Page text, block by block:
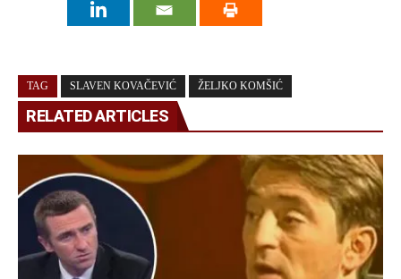
TAG SLAVEN KOVAČEVIĆ ŽELJKO KOMŠIĆ
RELATED ARTICLES